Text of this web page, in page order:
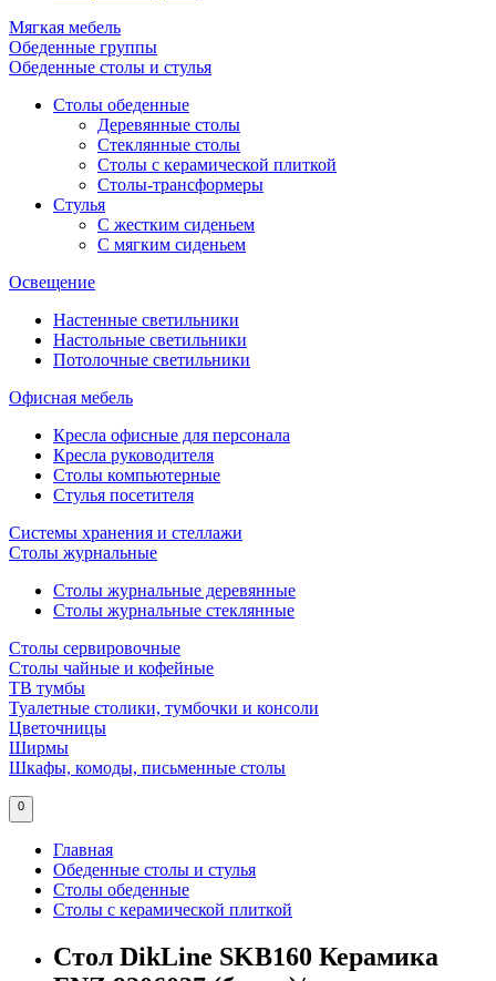
Мягкая мебель
Обеденные группы
Обеденные столы и стулья
Столы обеденные
Деревянные столы
Стеклянные столы
Столы с керамической плиткой
Столы-трансформеры
Стулья
С жестким сиденьем
С мягким сиденьем
Освещение
Настенные светильники
Настольные светильники
Потолочные светильники
Офисная мебель
Кресла офисные для персонала
Кресла руководителя
Столы компьютерные
Стулья посетителя
Системы хранения и стеллажи
Столы журнальные
Столы журнальные деревянные
Столы журнальные стеклянные
Столы сервировочные
Столы чайные и кофейные
ТВ тумбы
Туалетные столики, тумбочки и консоли
Цветочницы
Ширмы
Шкафы, комоды, письменные столы
0
Главная
Обеденные столы и стулья
Столы обеденные
Столы с керамической плиткой
Стол DikLine SKB160 Керамика